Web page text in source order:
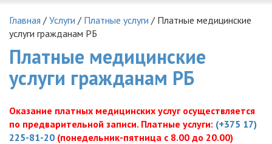
Главная / Услуги / Платные услуги / Платные медицинские
услуги гражданам РБ
Платные медицинские
услуги гражданам РБ
Оказание платных медицинских услуг осуществляется
по предварительной записи. Платные услуги: (+375 17)
225-81-20 (понедельник-пятница с 8.00 до 20.00)